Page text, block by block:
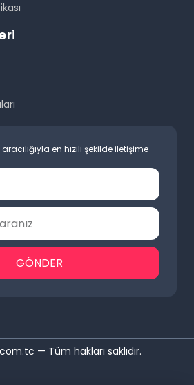
en hızılı şekilde iletişime
GÖNDER
— Tüm hakları saklıdır.